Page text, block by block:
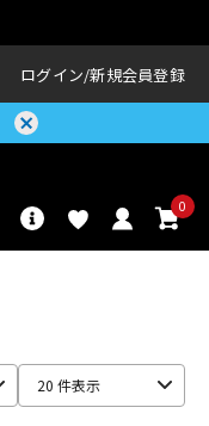
ログイン 新規会員登録
0
20 件表示